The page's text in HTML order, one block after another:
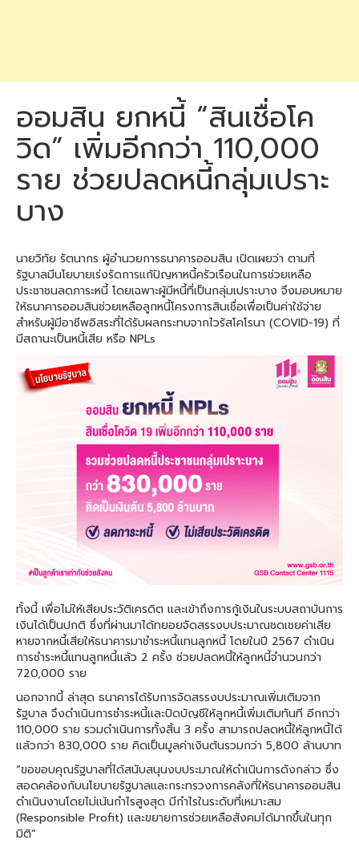
ออมสิน ยกหนี้ “สินเชื่อโค
วิด” เพิ่มอีกกว่า 110,000
ราย ช่วยปลดหนี้กลุ่มเปราะ
บาง
นายวิทัย รัตนากร ผู้อำนวยการธนาคารออมสิน เปิดเผยว่า ตามที่
รัฐบาลมีนโยบายเร่งรัดการแก้ปัญหาหนี้ครัวเรือนในการช่วยเหลือ
ประชาชนลดภาระหนี้ โดยเฉพาะผู้มีหนี้ที่เป็นกลุ่มเปราะบาง จึงมอบหมาย
ให้ธนาคารออมสินช่วยเหลือลูกหนี้โครงการสินเชื่อเพื่อเป็นค่าใช้จ่าย
สำหรับผู้มีอาชีพอิสระที่ได้รับผลกระทบจากไวรัสโคโรนา (COVID-19) ที่
มีสถานะเป็นหนี้เสีย หรือ NPLs
ทั้งนี้ เพื่อไม่ให้เสียประวัติเครดิต และเข้าถึงการกู้เงินในระบบสถาบันการ
เงินได้เป็นปกติ ซึ่งที่ผ่านมาได้ทยอยจัดสรรงบประมาณชดเชยค่าเสีย
หายจากหนี้เสียให้ธนาคารมาชำระหนี้แทนลูกหนี้ โดยในปี 2567 ดำเนิน
การชำระหนี้แทนลูกหนี้แล้ว 2 ครั้ง ช่วยปลดหนี้ให้ลูกหนี้จำนวนกว่า
720,000 ราย
นอกจากนี้ ล่าสุด ธนาคารได้รับการจัดสรรงบประมาณเพิ่มเติมจาก
รัฐบาล จึงดำเนินการชำระหนี้และปิดบัญชีให้ลูกหนี้เพิ่มเติมทันที อีกกว่า
110,000 ราย รวมดำเนินการทั้งสิ้น 3 ครั้ง สามารถปลดหนี้ให้ลูกหนี้ได้
แล้วกว่า 830,000 ราย คิดเป็นมูลค่าเงินต้นรวมกว่า 5,800 ล้านบาท
“ขอขอบคุณรัฐบาลที่ได้สนับสนุนงบประมาณให้ดำเนินการดังกล่าว ซึ่ง
สอดคล้องกับนโยบายรัฐบาลและกระทรวงการคลังที่ให้ธนาคารออมสิน
ดำเนินงานโดยไม่เน้นกำไรสูงสุด มีกำไรในระดับที่เหมาะสม
(Responsible Profit) และขยายการช่วยเหลือสังคมได้มากขึ้นในทุก
มิติ”